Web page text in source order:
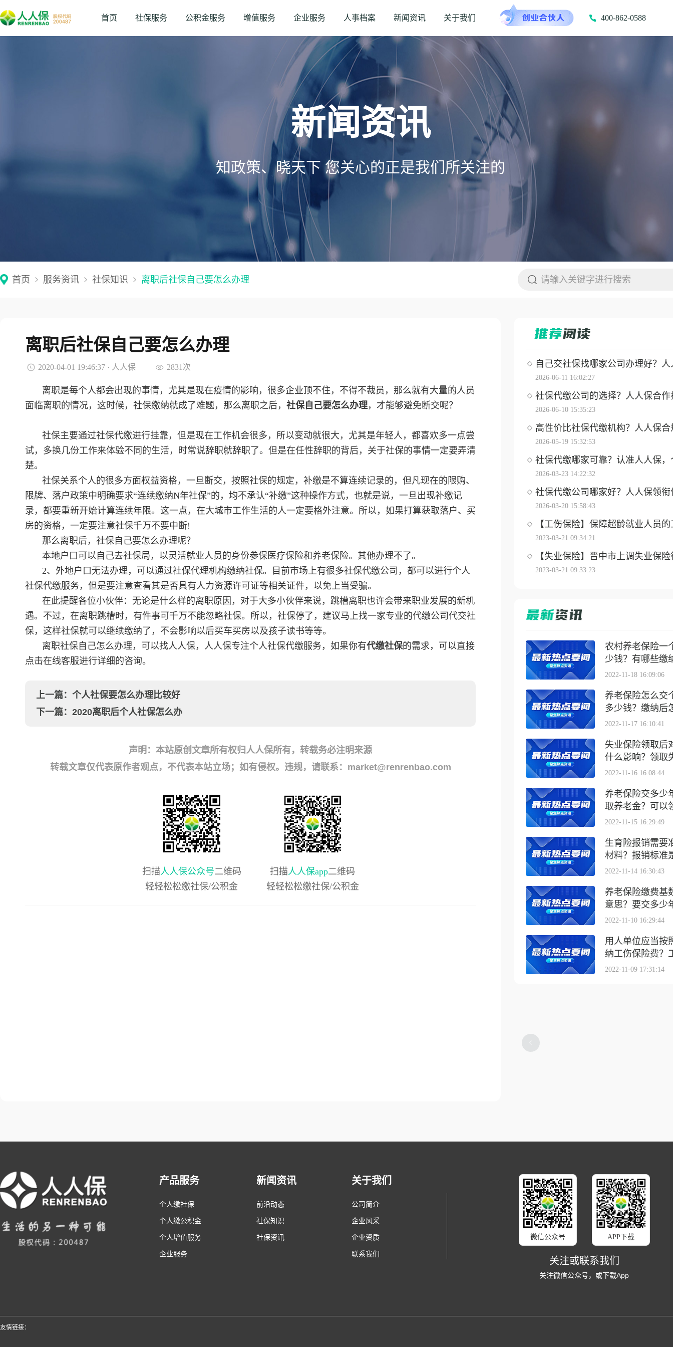
首页 社保服务 公积金服务 增值服务 企业服务 人事档案 新闻资讯 关于我们 400-862-0588
新闻资讯
知政策、晓天下 您关心的正是我们所关注的
首页 服务资讯 社保知识 离职后社保自己要怎么办理
离职后社保自己要怎么办理
2020-04-01 19:46:37 · 人人保 2831次
离职是每个人都会出现的事情，尤其是现在疫情的影响，很多企业顶不住，不得不裁员，那么就有大量的人员
面临离职的情况，这时候，社保缴纳就成了难题，那么离职之后， 社保自己要怎么办理，才能够避免断交呢？
社保主要通过社保代缴进行挂靠，但是现在工作机会很多，所以变动就很大，尤其是年轻人，都喜欢多一点尝
试，多换几份工作来体验不同的生活，时常说辞职就辞职了。但是在任性辞职的背后，关于社保的事情一定要弄清
楚。
社保关系个人的很多方面权益资格，一旦断交，按照社保的规定，补缴是不算连续记录的，但凡现在的限购、
限牌、落户政策中明确要求“连续缴纳N年社保”的，均不承认“补缴”这种操作方式，也就是说，一旦出现补缴记
录，都要重新开始计算连续年限。这一点，在大城市工作生活的人一定要格外注意。所以，如果打算获取落户、买
房的资格，一定要注意社保千万不要中断!
那么离职后，社保自己要怎么办理呢？
本地户口可以自己去社保局，以灵活就业人员的身份参保医疗保险和养老保险。其他办理不了。
2、外地户口无法办理，可以通过社保代理机构缴纳社保。目前市场上有很多社保代缴公司，都可以进行个人
社保代缴服务，但是要注意查看其是否具有人力资源许可证等相关证件，以免上当受骗。
在此提醒各位小伙伴：无论是什么样的离职原因，对于大多小伙伴来说，跳槽离职也许会带来职业发展的新机
遇。不过，在离职跳槽时，有件事可千万不能忽略社保。所以，社保停了，建议马上找一家专业的代缴公司代交社
保，这样社保就可以继续缴纳了，不会影响以后买车买房以及孩子读书等等。
离职社保自己怎么办理，可以找人人保，人人保专注个人社保代缴服务，如果你有代缴社保的需求，可以直接
点击在线客服进行详细的咨询。
上一篇： 个人社保要怎么办理比较好
下一篇： 2020离职后个人社保怎么办
声明：本站原创文章所有权归人人保所有，转载务必注明来源
转载文章仅代表原作者观点，不代表本站立场；如有侵权。违规，请联系：market@renrenbao.com
扫描人人保公众号二维码
轻轻松松缴社保/公积金
扫描人人保app二维码
轻轻松松缴社保/公积金
自己交社保找哪家公司办理好？人
2026-06-11 16:02:27
社保代缴公司的选择？人人保合作
2026-06-10 15:35:23
高性价比社保代缴机构？人人保合
2026-05-19 15:32:53
社保代缴哪家可靠？认准人人保，
2026-03-23 14:22:32
社保代缴公司哪家好？人人保领衔
2026-03-20 15:58:43
【工伤保险】保障超龄就业人员
2023-03-21 09:34:21
【失业保险】晋中市上调失业保
2023-03-21 09:33:23
农村养老保险一
少钱？有哪些缴
2022-11-18 16:09:06
养老保险怎么交
多少钱？缴纳后
2022-11-17 16:10:41
失业保险领取后
什么影响？领取
2022-11-16 16:08:44
养老保险交多少
取养老金？可以
2022-11-15 16:29:49
生育险报销需要
材料？报销标准
2022-11-14 16:30:43
养老保险缴费基
意思？要交多少
2022-11-10 16:29:44
用人单位应当按
纳工伤保险费？
2022-11-09 17:31:14
产品服务
个人缴社保
个人缴公积金
个人增值服务
企业服务
新闻资讯
前沿动态
社保知识
社保资讯
关于我们
公司简介
企业风采
企业资质
联系我们
微信公众号 APP下载
关注或联系我们
关注微信公众号，或下载App
友情链接：